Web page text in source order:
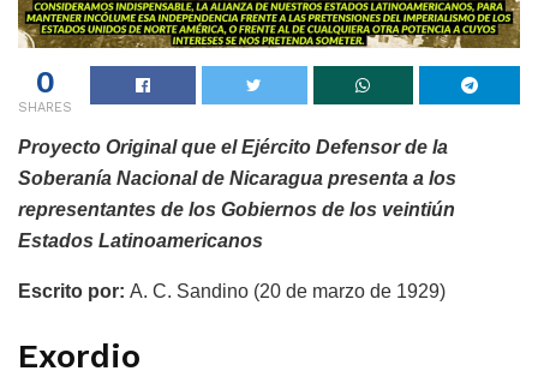
0
SHARES
Proyecto Original que el Ejército Defensor de la
Soberanía Nacional de Nicaragua presenta a los
representantes de los Gobiernos de los veintiún
Estados Latinoamericanos
Escrito por: A. C. Sandino (20 de marzo de 1929)
Exordio